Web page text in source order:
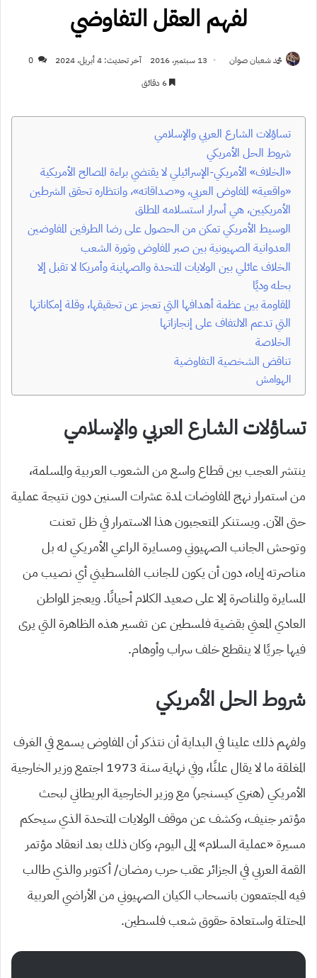
لفهم العقل التفاوضي
محمد شعبان صوان 13 سبتمبر، 2016 آخر تحديث: 4 أبريل، 2024
0
تساؤلات الشارع العربي والإسلامي
شروط الحل الأمريكي
«الخلاف» الأمريكي-الإسرائيلي لا يقتضي براءة المصالح الأمريكية
«واقعية» المفاوض العربي، و«صداقاته»، وانتظاره تحقق الشرطين
الأمريكيين، هي أسرار استسلامه المطلق
الوسيط الأمريكي تمكن من الحصول على رضا الطرفين المفاوضين
العدوانية الصهيونية بين صبر المفاوض وثورة الشعب
الخلاف عائلي بين الولايات المتحدة والصهاينة وأمريكا لا تقبل إلا
بحله وديًا
المقاومة بين عظمة أهدافها التي تعجز عن تحقيقها، وقلة إمكاناتها
التي تدعم الالتفاف على إنجازاتها
الخلاصة
تناقض الشخصية التفاوضية
الهوامش
تساؤلات الشارع العربي والإسلامي
ينتشر العجب بين قطاع واسع من الشعوب العربية والمسلمة،
من استمرار نهج المفاوضات لمدة عشرات السنين دون نتيجة عملية
حتى الآن. ويستنكر المتعجبون هذا الاستمرار في ظل تعنت
وتوحش الجانب الصهيوني ومسايرة الراعي الأمريكي له بل
مناصرته إياه، دون أن يكون للجانب الفلسطيني أي نصيب من
المسايرة والمناصرة إلا على صعيد الكلام أحيانًا. ويعجز المواطن
العادي المعني بقضية فلسطين عن تفسير هذه الظاهرة التي يرى
فيها جريًا لا ينقطع خلف سراب وأوهام.
شروط الحل الأمريكي
ولفهم ذلك علينا في البداية أن نتذكر أن المفاوض يسمع في الغرف
المغلقة ما لا يقال علنًا، وفي نهاية سنة 1973 اجتمع وزير الخارجية
الأمريكي (هنري كيسنجر) مع وزير الخارجية البريطاني لبحث
مؤتمر جنيف، وكشف عن موقف الولايات المتحدة الذي سيحكم
مسيرة «عملية السلام» إلى اليوم، وكان ذلك بعد انعقاد مؤتمر
القمة العربي في الجزائر عقب حرب رمضان/ أكتوبر والذي طالب
فيه المجتمعون بانسحاب الكيان الصهيوني من الأراضي العربية
المحتلة واستعادة حقوق شعب فلسطين.